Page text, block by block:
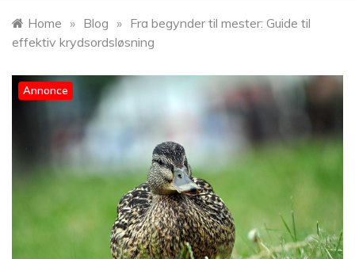
Home » Blog » Fra begynder til mester: Guide til
effektiv krydsordsløsning
Annonce